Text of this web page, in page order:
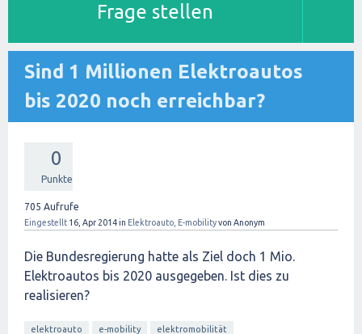
Frage stellen
Sind 1 Millionen Elektroautos
bis 2020 noch erreichbar?
0
Punkte
705 Aufrufe
Eingestellt 16, Apr 2014in Elektroauto, E-mobilityvon Anonym
Die Bundesregierung hatte als Ziel doch 1 Mio.
Elektroautos bis 2020 ausgegeben. Ist dies zu
realisieren?
elektroauto e-mobility elektromobilität